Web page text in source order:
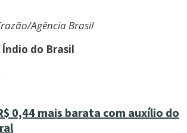
Agência Brasil
do Brasil
0,44 mais barata com auxílio do